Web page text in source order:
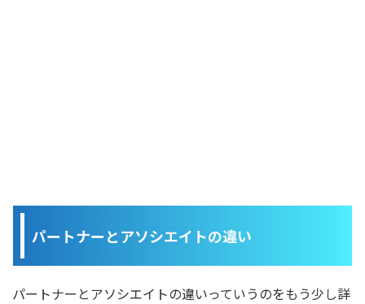
パートナーとアソシエイトの違い
パートナーとアソシエイトの違いっていうのをもう少し詳